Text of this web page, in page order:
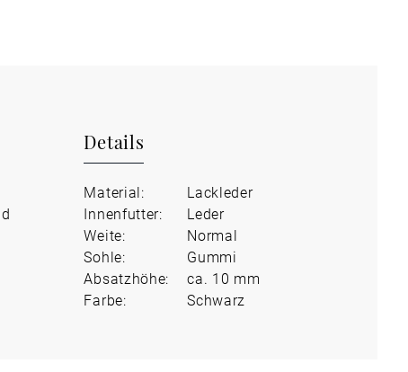
Details
Material:
Lackleder
Innenfutter:
Leder
Weite:
Normal
Sohle:
Gummi
Absatzhöhe:
ca. 10 mm
Farbe:
Schwarz